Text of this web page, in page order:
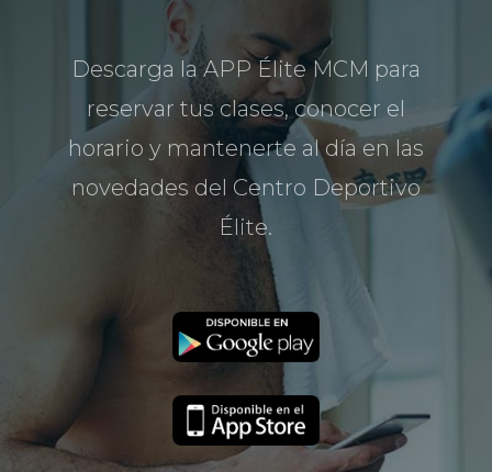
Descarga la APP Élite MCM para
reservar tus clases, conocer el
horario y mantenerte al día en las
novedades del Centro Deportivo
Élite.